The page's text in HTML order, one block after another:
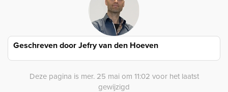
Geschreven door Jefry van den Hoeven
Deze pagina is mer. 25 mai om 11:02 voor het laatst
gewijzigd